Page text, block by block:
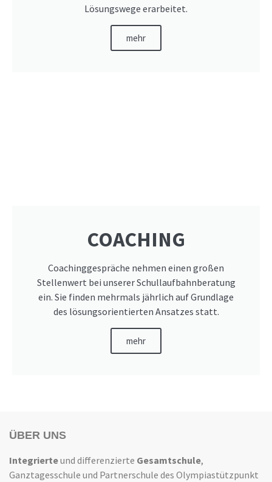
Lösungswege erarbeitet.
mehr
COACHING
Coachinggespräche nehmen einen großen
Stellenwert bei unserer Schullaufbahnberatung
ein. Sie finden mehrmals jährlich auf Grundlage
des lösungsorientierten Ansatzes statt.
mehr
ÜBER UNS
Integrierteund differenzierte Gesamtschule,
Ganztagesschule und Partnerschule des Olympiastützpunkt